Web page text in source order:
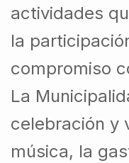
actividades
la
compromiso
La
celebración y
música, la